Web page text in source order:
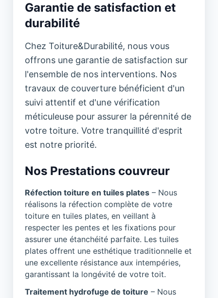
Garantie de satisfaction et
durabilité
Chez Toiture&Durabilité, nous vous
offrons une garantie de satisfaction sur
l'ensemble de nos interventions. Nos
travaux de couverture bénéficient d'un
suivi attentif et d'une vérification
méticuleuse pour assurer la pérennité de
votre toiture. Votre tranquillité d'esprit
est notre priorité.
Nos Prestations couvreur
Réfection toiture en tuiles plates – Nous
réalisons la réfection complète de votre
toiture en tuiles plates, en veillant à
respecter les pentes et les fixations pour
assurer une étanchéité parfaite. Les tuiles
plates offrent une esthétique traditionnelle et
une excellente résistance aux intempéries,
garantissant la longévité de votre toit.
Traitement hydrofuge de toiture – Nous